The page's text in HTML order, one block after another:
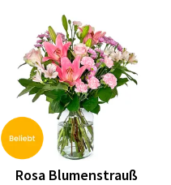
Rosa Blumenstrauß